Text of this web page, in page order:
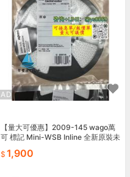
AD
【量大可優惠】2009-145 wago萬
可 標記 Mini-WSB Inline 全新原裝未
1,900